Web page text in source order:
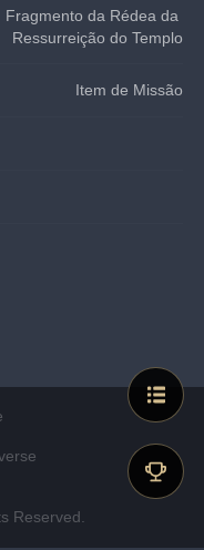
Fragmento da Rédea da
Ressurreição do Templo
Item de Missão
Reserved.